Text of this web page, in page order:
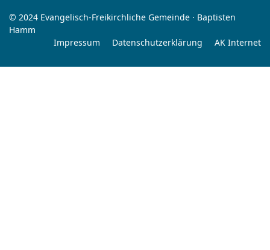
© 2024 Evangelisch-Freikirchliche Gemeinde · Baptisten
Hamm
Impressum
Datenschutzerklärung AK Internet